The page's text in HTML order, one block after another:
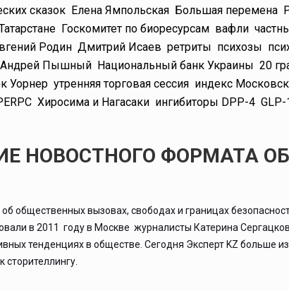
сказок Елена Ямпольская Большая перемена
Госкомитет по биоресурсам вафли
Родин Дмитрий Исаев ретриты психозы
Андрей Пышный Национальный банк Украины 20
Уорнер утренняя торговая сессия индекс
Хиросима и Нагасаки ингибиторы DPP-4 GLP-
НОВОСТНОГО ФОРМАТА
общественных вызовах, свободах и границах
в 2011 году в Москве журналисты Катерина
тенденциях в обществе. Сегодня Эксперт KZ больше